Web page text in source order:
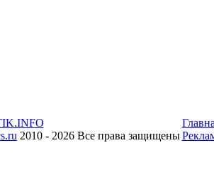
2010 - 2026 Все права защищены